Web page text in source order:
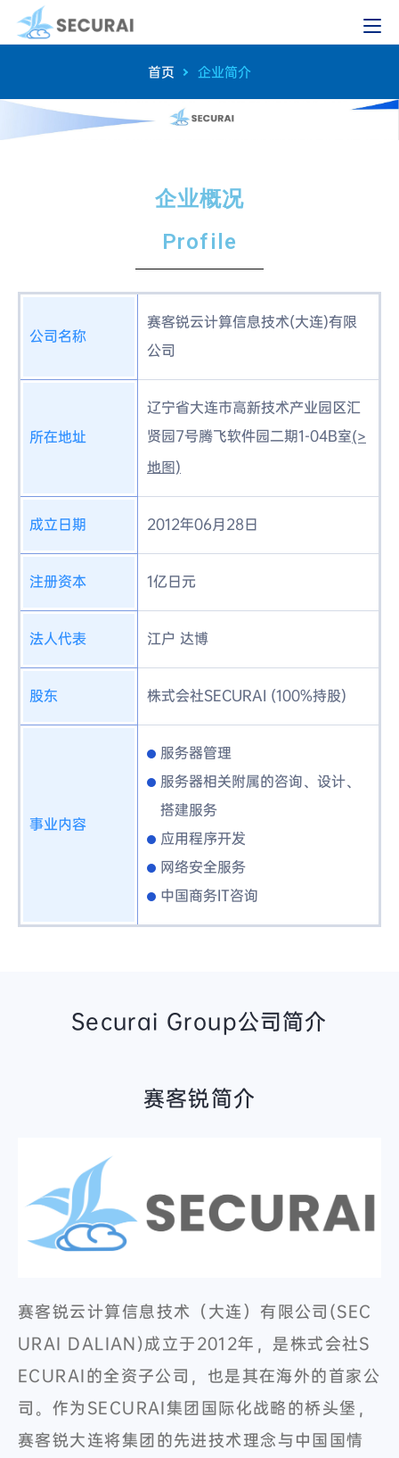
首页 企业简介
企业概况
Profile
公司名称
赛客锐云计算信息技术(大连)有限
公司
所在地址
辽宁省大连市高新技术产业园区汇
贤园7号腾飞软件园二期1-04B室(>
地图)
成立日期 2012年06月28日
注册资本 1亿日元
法人代表 江户 达博
股东 株式会社SECURAI (100%持股)
事业内容
服务器管理
服务器相关附属的咨询、设计、
搭建服务
应用程序开发
网络安全服务
中国商务IT咨询
Securai Group公司简介
赛客锐简介
赛客锐云计算信息技术（大连）有限公司(SEC
URAI DALIAN)成立于2012年，是株式会社S
ECURAI的全资子公司，也是其在海外的首家公
司。作为SECURAI集团国际化战略的桥头堡，
赛客锐大连将集团的先进技术理念与中国国情